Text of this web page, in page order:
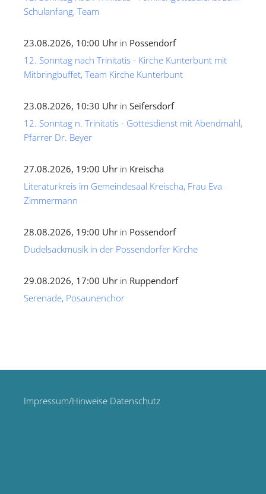
Schulanfang, Team
23.08.2026, 10:00 Uhr in Possendorf
12. Sonntag nach Trinitatis - Kirche Kunterbunt mit
Mitbringbuffet, Team Kirche Kunterbunt
23.08.2026, 10:30 Uhr in Seifersdorf
12. Sonntag n. Trinitatis - Gottesdienst mit Abendmahl,
Pfarrer Dr. Beyer
27.08.2026, 19:00 Uhr in Kreischa
Literaturkreis im Gemeindesaal Kreischa, Frau Eva
Zimmermann
28.08.2026, 19:00 Uhr in Possendorf
Dudelsackmusik in der Possendorfer Kirche
29.08.2026, 17:00 Uhr in Ruppendorf
Serenade, Posaunenchor
Impressum/Hinweise Datenschutz